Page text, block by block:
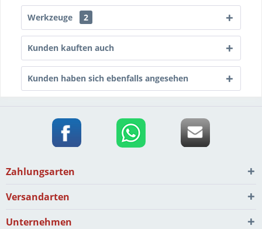
Werkzeuge 2
Kunden kauften auch
Kunden haben sich ebenfalls angesehen
Zahlungsarten
Versandarten
Unternehmen